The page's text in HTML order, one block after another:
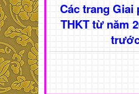
Các trang Giai
THKT từ năm